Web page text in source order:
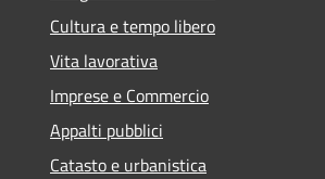
Cultura e tempo libero
Vita lavorativa
Imprese e Commercio
Appalti pubblici
Catasto e urbanistica